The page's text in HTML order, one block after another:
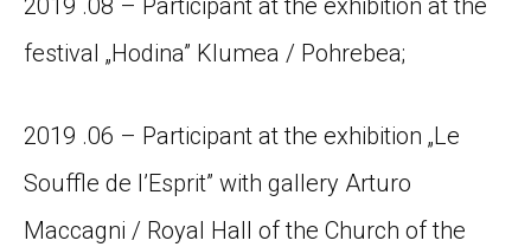
2019 .08 – Participant at the exhibition at the
festival „Hodina” Klumea / Pohrebea;
2019 .06 – Participant at the exhibition „Le
Souffle de l’Esprit” with gallery Arturo
Maccagni / Royal Hall of the Church of the